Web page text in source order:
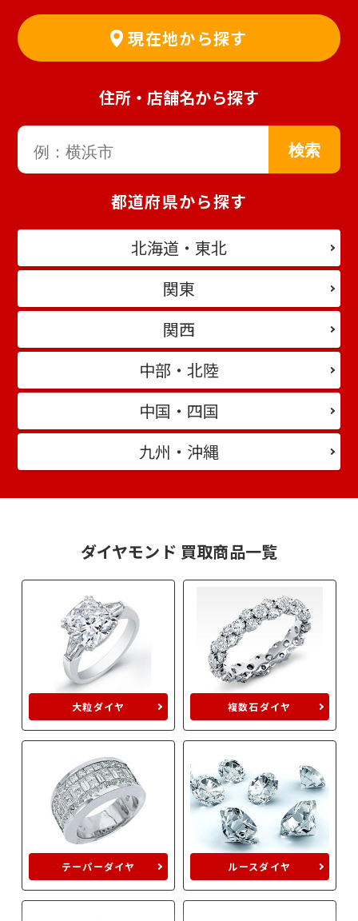
現在地から探す
住所・店舗名から探す
都道府県から探す
北海道・東北
関東
関西
中部・北陸
中国・四国
九州・沖縄
ダイヤモンド 買取商品一覧
大粒ダイヤ 複数石ダイヤ
テーパーダイヤ ルースダイヤ